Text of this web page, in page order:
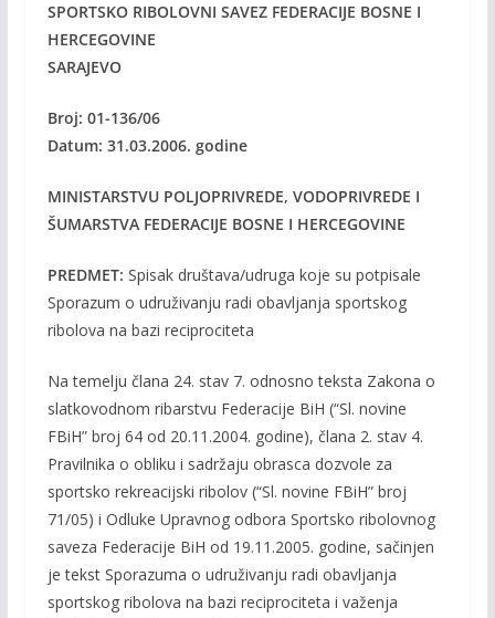
SPORTSKO RIBOLOVNI SAVEZ FEDERACIJE BOSNE I
HERCEGOVINE
SARAJEVO
Broj: 01-136/06
Datum: 31.03.2006. godine
MINISTARSTVU POLJOPRIVREDE, VODOPRIVREDE I
ŠUMARSTVA FEDERACIJE BOSNE I HERCEGOVINE
PREDMET: Spisak društava/udruga koje su potpisale
Sporazum o udruživanju radi obavljanja sportskog
ribolova na bazi reciprociteta
Na temelju člana 24. stav 7. odnosno teksta Zakona o
slatkovodnom ribarstvu Federacije BiH (“Sl. novine
FBiH” broj 64 od 20.11.2004. godine), člana 2. stav 4.
Pravilnika o obliku i sadržaju obrasca dozvole za
sportsko rekreacijski ribolov (“Sl. novine FBiH” broj
71/05) i Odluke Upravnog odbora Sportsko ribolovnog
saveza Federacije BiH od 19.11.2005. godine, sačinjen
je tekst Sporazuma o udruživanju radi obavljanja
sportskog ribolova na bazi reciprociteta i važenja